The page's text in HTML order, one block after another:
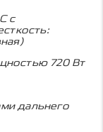
с
720 Вт
дальнего